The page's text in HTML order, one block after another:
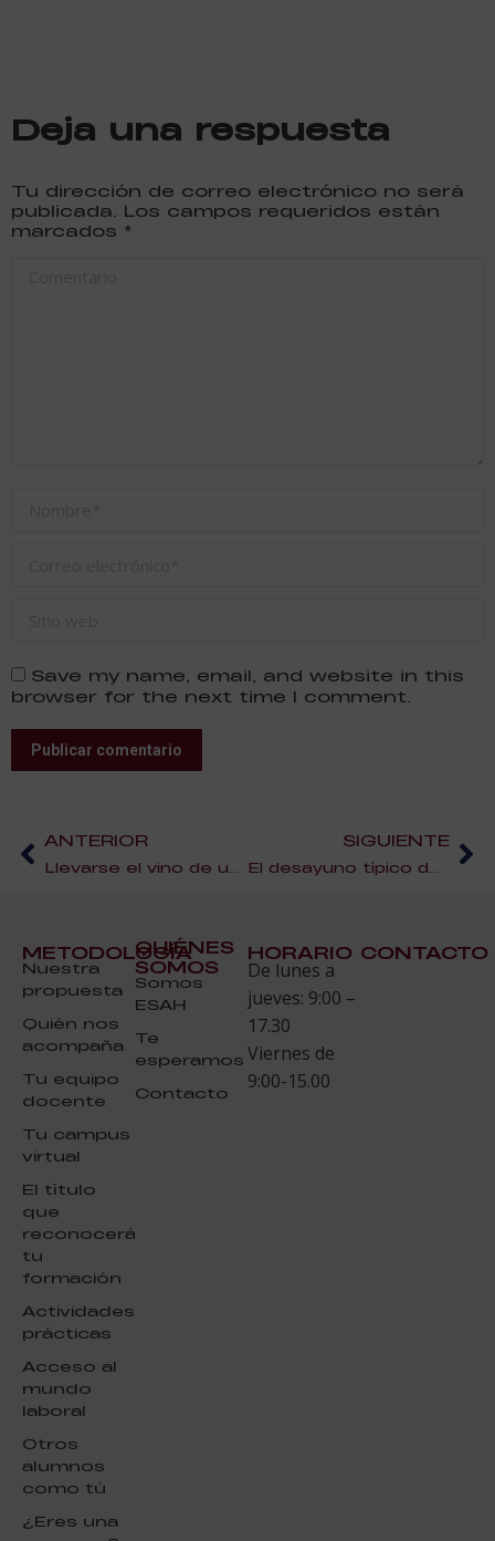
Deja una respuesta
Tu dirección de correo electrónico no será
publicada. Los campos requeridos están
marcados *
Save my name, email, and website in this
browser for the next time I comment.
Publicar comentario
ANTERIOR SIGUIENTE
METODOLOGÍA
Nuestra
propuesta
Quién nos
acompaña
Tu equipo
docente
Tu campus
virtual
El título
que
reconocerá
tu
formación
Actividades
prácticas
Acceso al
mundo
laboral
Otros
alumnos
como tú
¿Eres una
QUIÉNES
SOMOS
Somos
ESAH
Te
esperamos
Contacto
HORARIO
De lunes a
jueves: 9:00 –
17.30
Viernes de
9:00-15.00
CONTACTO